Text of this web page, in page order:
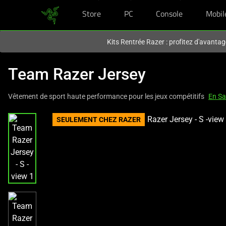
Store PC Console
Kits Rentrée Razer : profitez
Team Razer Jersey
Vêtement de sport haute performance pour les jeux compétitifs En
This
carousel
with
one
large
image
and
SEULEMENT CHEZ RAZER